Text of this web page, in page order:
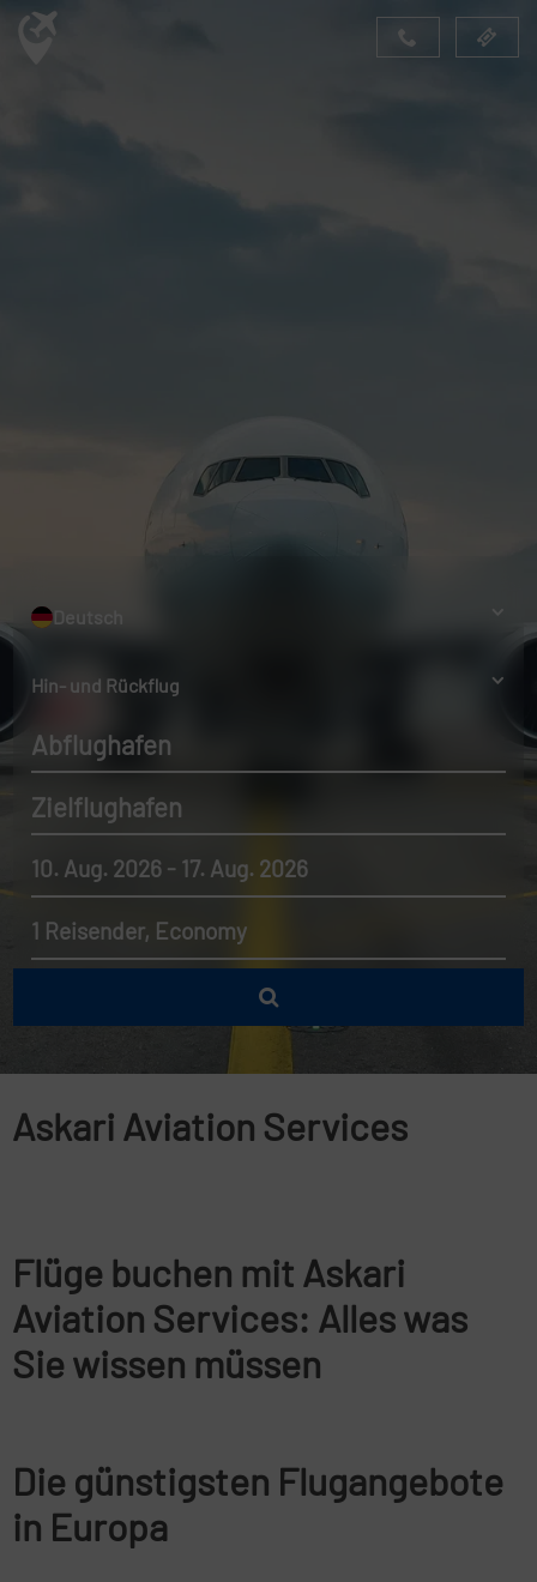
Deutsch
Hin- und Rückflug
Abflughafen
Zielflughafen
10. Aug. 2026 - 17. Aug. 2026
1 Reisender, Economy
Askari Aviation Services
Flüge buchen mit Askari
Aviation Services: Alles was
Sie wissen müssen
Die günstigsten Flugangebote
in Europa